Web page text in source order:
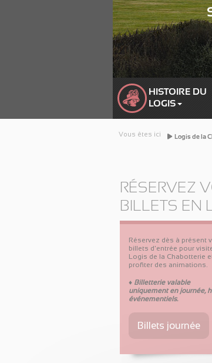
HISTOIRE DU
LOGIS
Vous êtes ici Logis de la
Logis
RÉSERVEZ
BILLETS EN
Réservez dès à présent
billets d'entrée pour
Logis de la Chabotterie
profiter des animations.
♦ Billetterie valable
uniquement en journée,
événementiels.
Billets journée